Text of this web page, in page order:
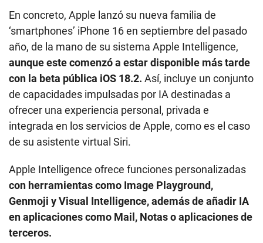
En concreto, Apple lanzó su nueva familia de
‘smartphones’ iPhone 16 en septiembre del pasado
año, de la mano de su sistema Apple Intelligence,
aunque este comenzó a estar disponible más tarde
con la beta pública iOS 18.2. Así, incluye un conjunto
de capacidades impulsadas por IA destinadas a
ofrecer una experiencia personal, privada e
integrada en los servicios de Apple, como es el caso
de su asistente virtual Siri.
Apple Intelligence ofrece funciones personalizadas
con herramientas como Image Playground,
Genmoji y Visual Intelligence, además de añadir IA
en aplicaciones como Mail, Notas o aplicaciones de
terceros.